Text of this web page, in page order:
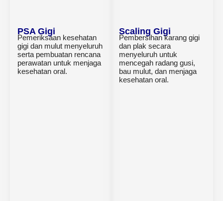
PSA Gigi
Pemeriksaan kesehatan
gigi dan mulut menyeluruh
serta pembuatan rencana
perawatan untuk menjaga
kesehatan oral.
Scaling Gigi
Pembersihan karang gigi
dan plak secara
menyeluruh untuk
mencegah radang gusi,
bau mulut, dan menjaga
kesehatan oral.